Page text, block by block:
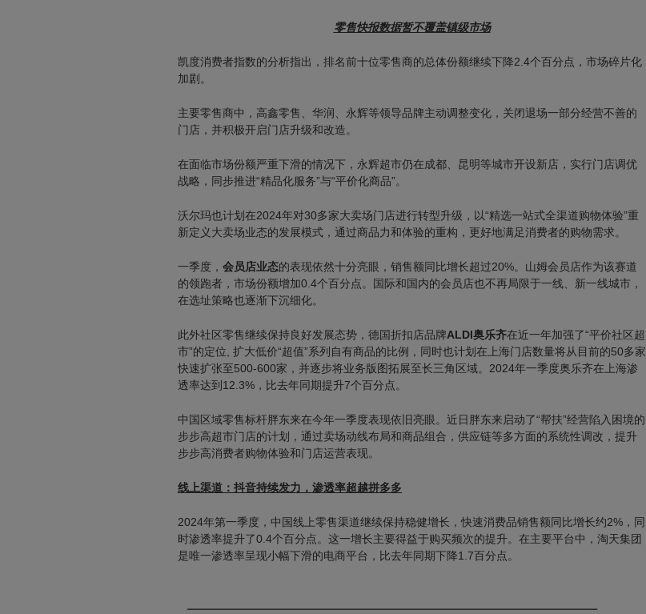
零售快报数据暂不覆盖镇级市场
凯度消费者指数的分析指出，排名前十位零售商的总体份额继续下降2.4个百分点，市场碎片化
加剧。
主要零售商中，高鑫零售、华润、永辉等领导品牌主动调整变化，关闭退场一部分经营不善的
门店，并积极开启门店升级和改造。
在面临市场份额严重下滑的情况下，永辉超市仍在成都、昆明等城市开设新店，实行门店调优
战略，同步推进“精品化服务”与“平价化商品”。
沃尔玛也计划在2024年对30多家大卖场门店进行转型升级，以“精选一站式全渠道购物体验”重
新定义大卖场业态的发展模式，通过商品力和体验的重构，更好地满足消费者的购物需求。
一季度， 会员店业态的表现依然十分亮眼，销售额同比增长超过20%。山姆会员店作为该赛道
的领跑者，市场份额增加0.4个百分点。国际和国内的会员店也不再局限于一线、新一线城市，
在选址策略也逐渐下沉细化。
此外社区零售继续保持良好发展态势，德国折扣店品牌ALDI奥乐齐在近一年加强了“平价社区超
市”的定位, 扩大低价“超值”系列自有商品的比例，同时也计划在上海门店数量将从目前的50多家
快速扩张至500-600家，并逐步将业务版图拓展至长三角区域。2024年一季度奥乐齐在上海渗
透率达到12.3%，比去年同期提升7个百分点。
中国区域零售标杆胖东来在今年一季度表现依旧亮眼。近日胖东来启动了“帮扶”经营陷入困境的
步步高超市门店的计划，通过卖场动线布局和商品组合，供应链等多方面的系统性调改，提升
步步高消费者购物体验和门店运营表现。
线上渠道： 抖音持续发力，渗透率超越拼多多
2024年第一季度，中国线上零售渠道继续保持稳健增长，快速消费品销售额同比增长约2%，同
时渗透率提升了0.4个百分点。这一增长主要得益于购买频次的提升。在主要平台中，淘天集团
是唯一渗透率呈现小幅下滑的电商平台，比去年同期下降1.7百分点。